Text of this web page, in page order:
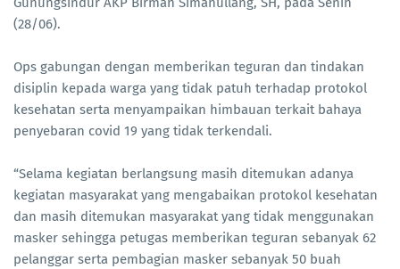
(28/06).
Ops gabungan dengan memberikan teguran dan tindakan
disiplin kepada warga yang tidak patuh terhadap protokol
kesehatan serta menyampaikan himbauan terkait bahaya
penyebaran covid 19 yang tidak terkendali.
“Selama kegiatan berlangsung masih ditemukan adanya
kegiatan masyarakat yang mengabaikan protokol kesehatan
dan masih ditemukan masyarakat yang tidak menggunakan
masker sehingga petugas memberikan teguran sebanyak 62
pelanggar serta pembagian masker sebanyak 50 buah